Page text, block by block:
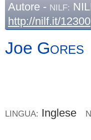
Autore - NILF:
http://nilf.it/12300
Joe Gores
LINGUA: Inglese